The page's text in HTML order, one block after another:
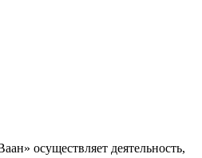
осуществляет деятельность,